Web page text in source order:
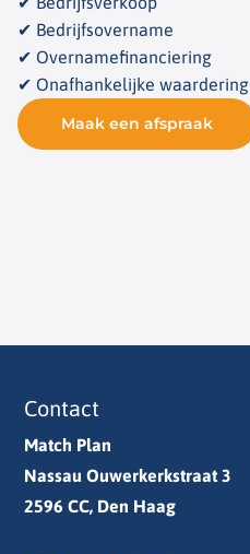
✔ Bedrijfsovername
✔ Overnamefinanciering
✔ Onafhankelijke waardering
Maak een afspraak
Contact
Match Plan
Nassau Ouwerkerkstraat 3
2596 CC, Den Haag